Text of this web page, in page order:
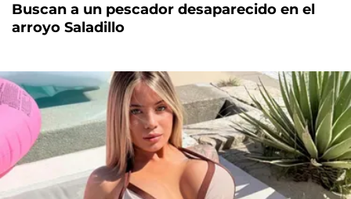
Buscan a un pescador desaparecido en el
arroyo Saladillo